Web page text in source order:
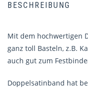
BESCHREIBUNG
Mit dem hochwertigen
ganz toll Basteln, z.B.
auch gut zum
Doppelsatinband hat